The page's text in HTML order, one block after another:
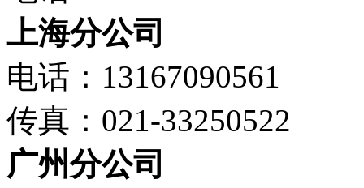
上海分公司
电话：13167090561
传真：021-33250522
广州分公司